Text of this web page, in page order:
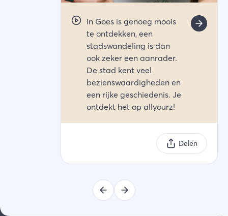
In Goes is genoeg moois
te ontdekken, een
stadswandeling is dan
ook zeker een aanrader.
De stad kent veel
bezienswaardigheden en
een rijke geschiedenis. Je
ontdekt het op allyourz!
Delen